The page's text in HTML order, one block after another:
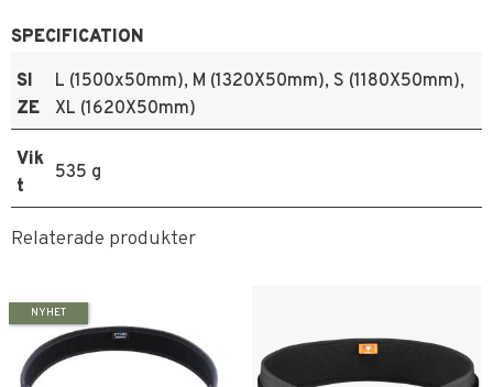
SPECIFICATION
SI
ZE
L (1500x50mm), M (1320X50mm), S (1180X50mm),
XL (1620X50mm)
Vik
t
535 g
Relaterade produkter
NYHET